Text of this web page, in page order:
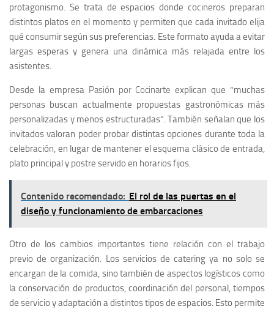
protagonismo. Se trata de espacios donde cocineros preparan
distintos platos en el momento y permiten que cada invitado elija
qué consumir según sus preferencias. Este formato ayuda a evitar
largas esperas y genera una dinámica más relajada entre los
asistentes.
Desde la empresa Pasión por Cocinarte explican que “muchas
personas buscan actualmente propuestas gastronómicas más
personalizadas y menos estructuradas”.También señalan que los
invitados valoran poder probar distintas opciones durante toda la
celebración, en lugar de mantener el esquema clásico de entrada,
plato principal y postre servido en horarios fijos.
Contenido recomendado: El rol de las puertas en el
diseño y funcionamiento de embarcaciones
Otro de los cambios importantes tiene relación con el trabajo
previo de organización. Los servicios de catering ya no solo se
encargan de la comida, sino también de aspectos logísticos como
la conservación de productos, coordinación del personal, tiempos
de servicio y adaptación a distintos tipos de espacios. Esto permite